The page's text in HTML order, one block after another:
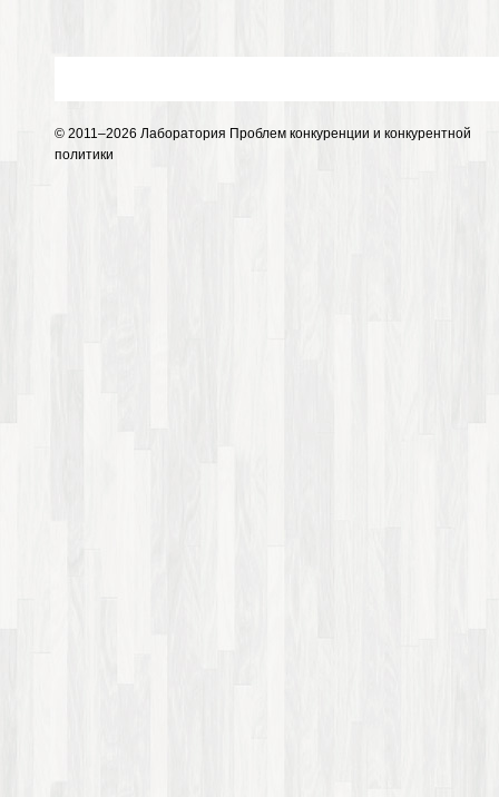
© 2011–2026 Лаборатория Проблем конкуренции и конкурентной
политики